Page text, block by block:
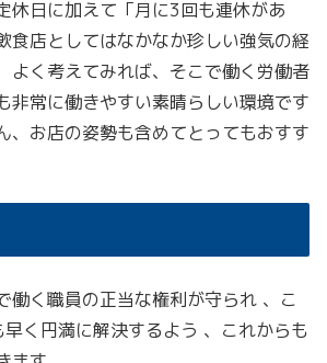
休日に加えて「月に3回も連休があ
食店としてはなかなか珍しい強気の経
よく考えてみれば、そこで働く労働者
非常に働きやすい素晴らしい環境です
、お店の姿勢も含めてとってもおすす
働く職員の正当な権利が守られ 、こ
く円満に解決するよう 、これからも